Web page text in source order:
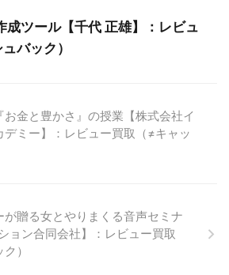
成ツール【千代 正雄】：レビュ
バック）
お金と豊かさ』の授業【株式会社イ
デミー】：レビュー買取（≠キャッ
贈る女とやりまくる音声セミナ
ョン合同会社】：レビュー買取
）